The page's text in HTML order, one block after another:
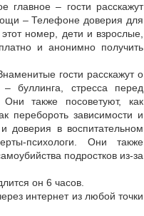
главное – гости расскажут
– Телефоне доверия для
номер, дети и взрослые,
и анонимно получить
гости расскажут о
буллинга, стресса перед
также посоветуют, как
перебороть зависимости и
доверия в воспитательном
психологи. Они также
подростков из-за
он 6 часов.
интернет из любой точки